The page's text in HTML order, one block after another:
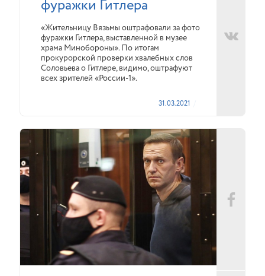
фуражки Гитлера
«Жительницу Вязьмы оштрафовали за фото
фуражки Гитлера, выставленной в музее
храма Минобороны». По итогам
прокурорской проверки хвалебных слов
Соловьева о Гитлере, видимо, оштрафуют
всех зрителей «России-1».
31.03.2021